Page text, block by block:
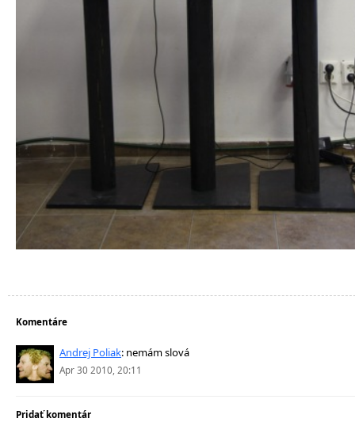
Komentáre
Andrej Poliak: nemám slová
Apr 30 2010, 20:11
Pridať komentár